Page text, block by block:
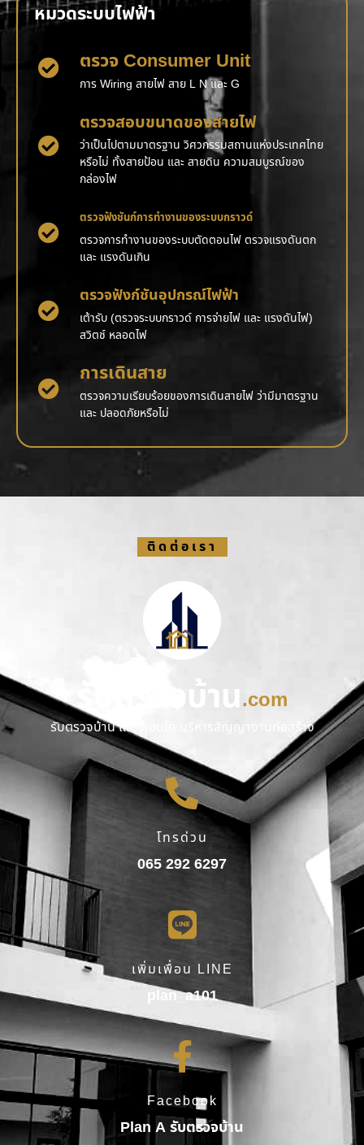
หมวดระบบไฟฟ้า
ตรวจ Consumer Unit
การ Wiring สายไฟ สาย L N และ G
ตรวจสอบขนาดของสายไฟ
ว่าเป็นไปตามมาตรฐาน วิศวกรรมสถานแห่งประเทศไทย
หรือไม่ ทั้งสายป้อน และ สายดิน ความสมบูรณ์ของ
กล่องไฟ
ตรวจฟังชันก์การทำงานของระบบกราวด์
ตรวจการทำงานของระบบตัดตอนไฟ ตรวจแรงดันตก
และ แรงดันเกิน
ตรวจฟังก์ชันอุปกรณ์ไฟฟ้า
เต้ารับ (ตรวจระบบกราวด์ การจ่ายไฟ และ แรงดันไฟ)
สวิตช์ หลอดไฟ
การเดินสาย
ตรวจความเรียบร้อยของการเดินสายไฟ ว่ามีมาตรฐาน
และ ปลอดภัยหรือไม่
ติดต่อเรา
รับตรวจบ้าน.com
รับตรวจบ้าน และ คอนโด บริหารสัญญางานก่อสร้าง
โทรด่วน
065 292 6297
เพิ่มเพื่อน LINE
plan_a101
Facebook
Plan A รับตรวจบ้าน